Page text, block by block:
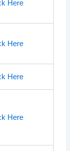
Here
Here
Here
Here